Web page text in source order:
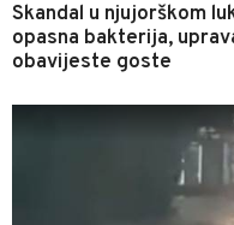
Skandal u njujorškom
opasna bakterija,
obavijeste goste